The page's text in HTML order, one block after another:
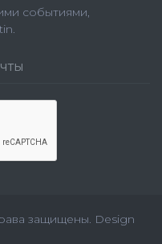
событиями,
защищены. Design